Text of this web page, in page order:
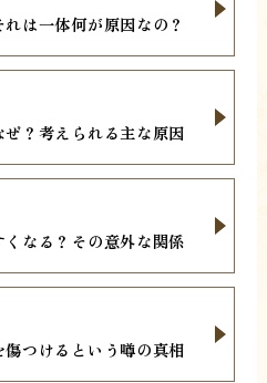
は一体何が原因なの？
？考えられる主な原因
なる？その意外な関係
つけるという噂の真相